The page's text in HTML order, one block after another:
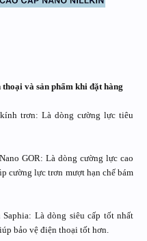
và sản phẩm khi đặt hàng
trơn: Là dòng cường lực tiêu
GOR: Là dòng cường lực cao
cường lực trơn mượt hạn chế bám
Là dòng siêu cấp tốt nhất
bảo vệ điện thoại tốt hơn.